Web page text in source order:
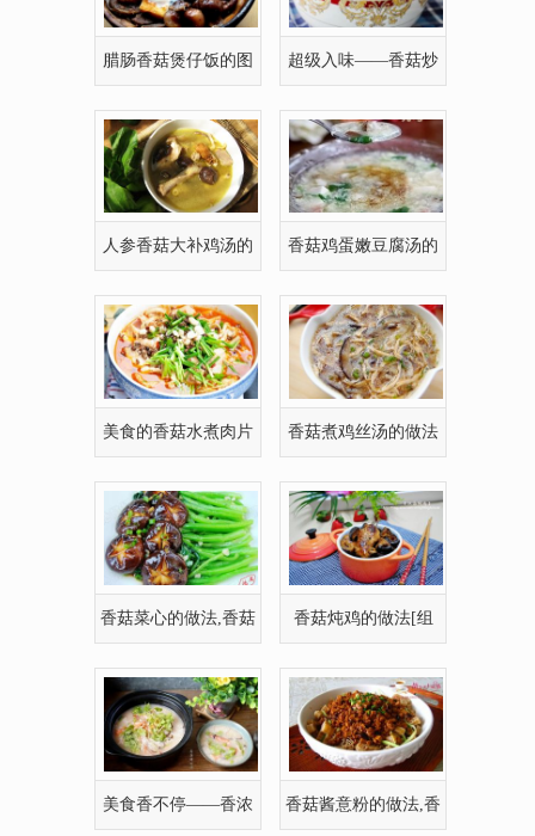
腊肠香菇煲仔饭的图 超级入味——香菇炒
人参香菇大补鸡汤的 香菇鸡蛋嫩豆腐汤的
美食的香菇水煮肉片 香菇煮鸡丝汤的做法
香菇菜心的做法,香菇 香菇炖鸡的做法[组
美食香不停——香浓 香菇酱意粉的做法,香